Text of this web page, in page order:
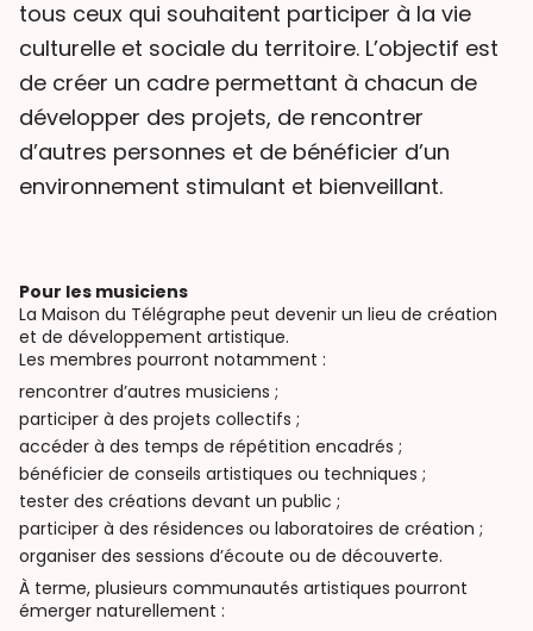
tous ceux qui souhaitent participer à la vie
culturelle et sociale du territoire. L’objectif est
de créer un cadre permettant à chacun de
développer des projets, de rencontrer
d’autres personnes et de bénéficier d’un
environnement stimulant et bienveillant.
Pour les musiciens
La Maison du Télégraphe peut devenir un lieu de création
et de développement artistique.
Les membres pourront notamment :
rencontrer d’autres musiciens ;
participer à des projets collectifs ;
accéder à des temps de répétition encadrés ;
bénéficier de conseils artistiques ou techniques ;
tester des créations devant un public ;
participer à des résidences ou laboratoires de création ;
organiser des sessions d’écoute ou de découverte.
À terme, plusieurs communautés artistiques pourront
émerger naturellement :